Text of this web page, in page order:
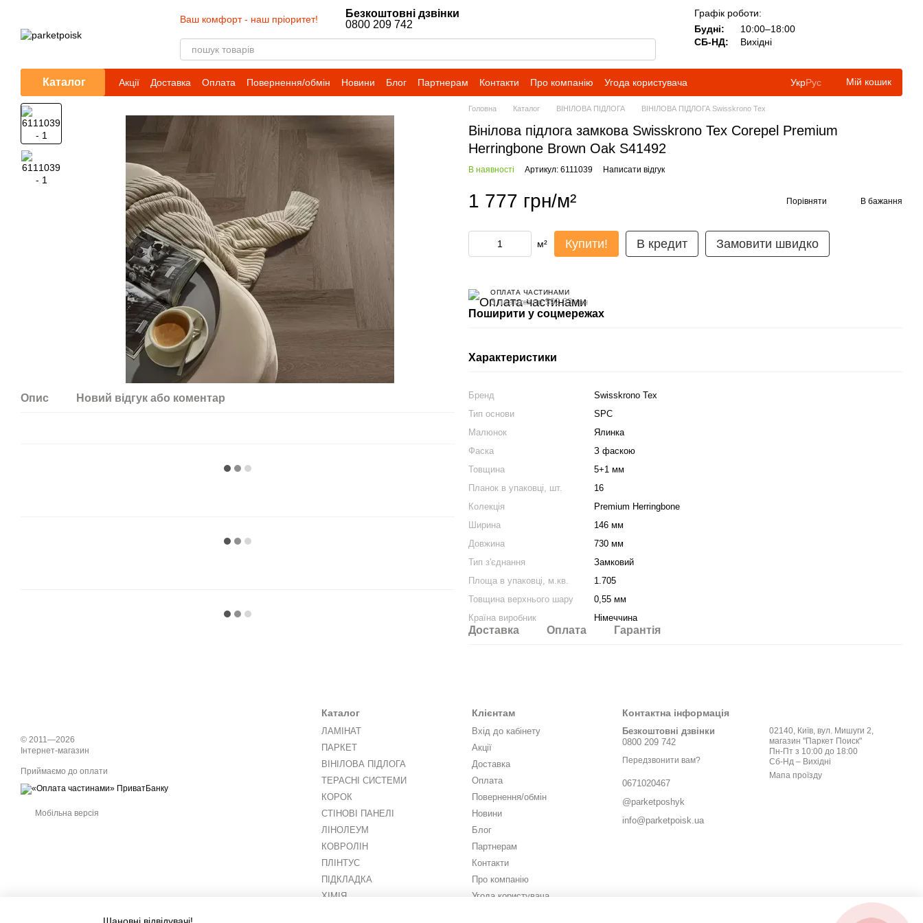
Ваш комфорт - наш пріоритет!
Безкоштовні дзвінки
0800 209 742
Графік роботи:
Будні:
10:00–18:00
СБ-НД:
Вихідні
Каталог Акції Доставка Оплата Повернення/обмін Новини Блог Партнерам Контакти Про компанію Угода користувача УкрРус Мій кошик
Опис Новий відгук або коментар
Головна Каталог ВІНІЛОВА ПІДЛОГА ВІНІЛОВА ПІДЛОГА Swisskrono Tex
Вінілова підлога замкова Swisskrono Tex Corepel Premium
Herringbone Brown Oak S41492
В наявності Артикул: 6111039 Написати відгук
1 777 грн/м² Порівняти В бажання
м² Купити! В кредит Замовити швидко
ОПЛАТА ЧАСТИНАМИ
3 платежі по 592.33 грн
Поширити у соцмережах
Характеристики
Бренд
Swisskrono Tex
Тип основи
SPC
Малюнок
Ялинка
Фаска
З фаскою
Товщина
5+1 мм
Планок в упаковці, шт.
16
Колекція
Premium Herringbone
Ширина
146 мм
Довжина
730 мм
Тип з'єднання
Замковий
Площа в упаковці, м.кв.
1.705
Товщина верхнього шару
0,55 мм
Країна виробник
Німеччина
Доставка Оплата Гарантія
© 2011—2026
Інтернет-магазин
Приймаємо до оплати
Мобільна версія
Каталог
ЛАМІНАТ
ПАРКЕТ
ВІНІЛОВА ПІДЛОГА
ТЕРАСНІ СИСТЕМИ
КОРОК
СТІНОВІ ПАНЕЛІ
ЛІНОЛЕУМ
КОВРОЛІН
ПЛІНТУС
ПІДКЛАДКА
ХІМІЯ
Клієнтам
Вхід до кабінету
Акції
Доставка
Оплата
Повернення/обмін
Новини
Блог
Партнерам
Контакти
Про компанію
Угода користувача
Контактна інформація
Безкоштовні дзвінки
0800 209 742
Передзвонити вам?
0671020467
@parketposhyk
info@parketpoisk.ua
02140, Київ, вул. Мишуги 2,
магазин "Паркет Поиск"
Пн-Пт з 10:00 до 18:00
Сб-Нд – Вихідні
Мапа проїзду
Шановні відвідувачі!